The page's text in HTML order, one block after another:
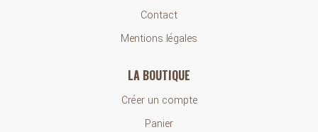
Contact
Mentions légales
LA BOUTIQUE
Créer un compte
Panier